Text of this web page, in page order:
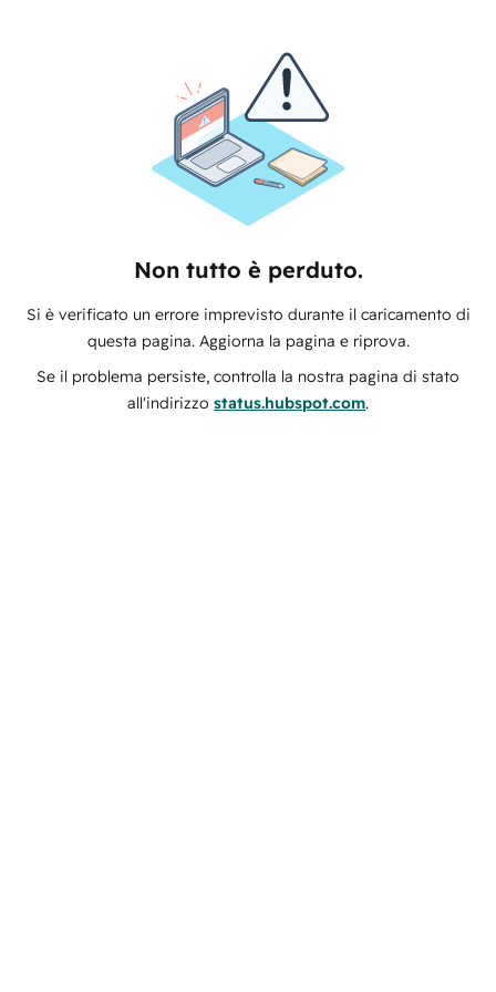
Non tutto è perduto.
Si è verificato un errore imprevisto durante il caricamento di
questa pagina. Aggiorna la pagina e riprova.
Se il problema persiste, controlla la nostra pagina di stato
all'indirizzo status.hubspot.com.